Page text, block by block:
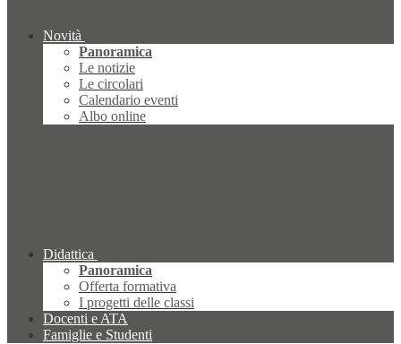
Novità
Panoramica
Le notizie
Le circolari
Calendario eventi
Albo online
Didattica
Panoramica
Offerta formativa
I progetti delle classi
Docenti e ATA
Famiglie e Studenti